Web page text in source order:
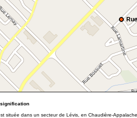
située dans un secteur de Lévis, en Chaudière-